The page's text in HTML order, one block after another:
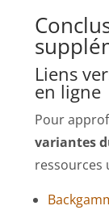
Liens
en ligne
Pour
variantes
ressources